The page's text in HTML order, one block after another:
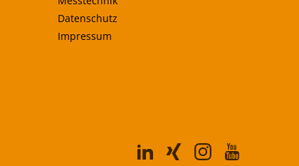
Datenschutz
Impressum